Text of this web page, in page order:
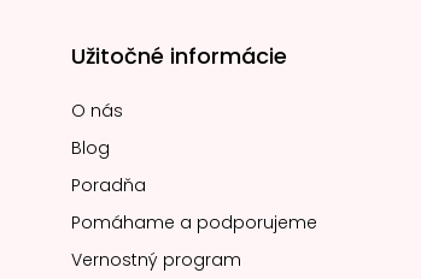
Užitočné informácie
O nás
Blog
Poradňa
Pomáhame a podporujeme
Vernostný program